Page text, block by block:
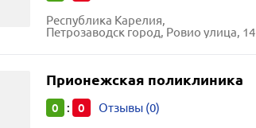
Республика Карелия,
Петрозаводск город, Ровио улица, 14
Прионежская поликлиника
0 : 0 Отзывы (0)